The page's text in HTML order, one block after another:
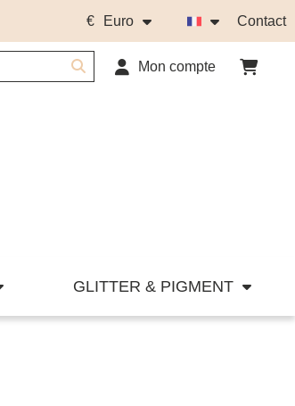
€ Euro Contact
Mon compte
GLITTER & PIGMENT